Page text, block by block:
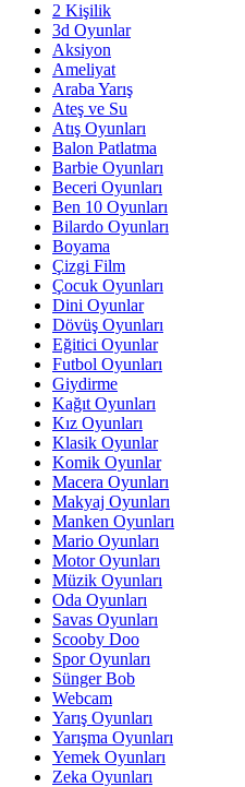
2 Kişilik
3d Oyunlar
Aksiyon
Ameliyat
Araba Yarış
Ateş ve Su
Atış Oyunları
Balon Patlatma
Barbie Oyunları
Beceri Oyunları
Ben 10 Oyunları
Bilardo Oyunları
Boyama
Çizgi Film
Çocuk Oyunları
Dini Oyunlar
Dövüş Oyunları
Eğitici Oyunlar
Futbol Oyunları
Giydirme
Kağıt Oyunları
Kız Oyunları
Klasik Oyunlar
Komik Oyunlar
Macera Oyunları
Makyaj Oyunları
Manken Oyunları
Mario Oyunları
Motor Oyunları
Müzik Oyunları
Oda Oyunları
Savas Oyunları
Scooby Doo
Spor Oyunları
Sünger Bob
Webcam
Yarış Oyunları
Yarışma Oyunları
Yemek Oyunları
Zeka Oyunları